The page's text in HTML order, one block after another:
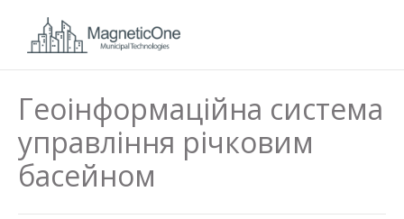
Геоінформаційна система
управління річковим
басейном